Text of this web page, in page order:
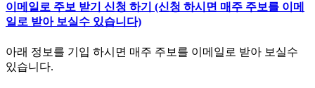
이메일로 주보 받기 신청 하기 (신청 하시면 매주 주보를 이메
일로 받아 보실수 있습니다)
아래 정보를 기입 하시면 매주 주보를 이메일로 받아 보실수
있습니다.